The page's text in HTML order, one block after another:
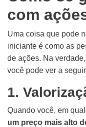
com
Uma coisa que pode
iniciante é como as
de ações. Na
você pode ver a
1.
Quando você, em
um preço mais alto